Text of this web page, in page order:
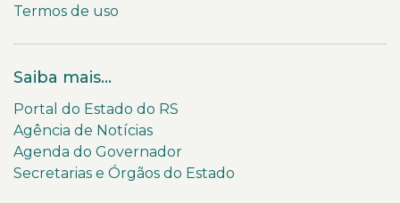
Termos de uso
Saiba mais...
Portal do Estado do RS
Agência de Notícias
Agenda do Governador
Secretarias e Órgãos do Estado